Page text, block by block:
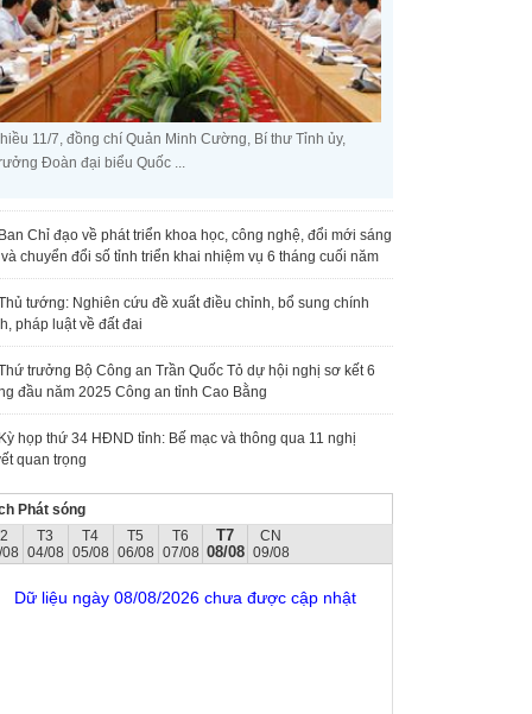
11/7, đồng chí Quản Minh Cường, Bí thư Tỉnh ủy,
Đoàn đại biểu Quốc ...
Chỉ đạo về phát triển khoa học, công nghệ, đổi mới sáng
chuyển đổi số tỉnh triển khai nhiệm vụ 6 tháng cuối năm
tướng: Nghiên cứu đề xuất điều chỉnh, bổ sung chính
pháp luật về đất đai
trưởng Bộ Công an Trần Quốc Tỏ dự hội nghị sơ kết 6
đầu năm 2025 Công an tỉnh Cao Bằng
họp thứ 34 HĐND tỉnh: Bế mạc và thông qua 11 nghị
quan trọng
Phát sóng
T3
04/08
T4
05/08
T5
06/08
T6
07/08
T7
08/08
CN
09/08
Dữ liệu ngày 08/08/2026 chưa được cập nhật